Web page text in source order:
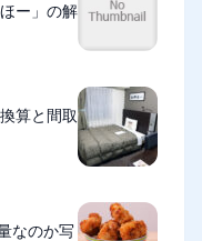
ー」の解
算と間取
なのか写